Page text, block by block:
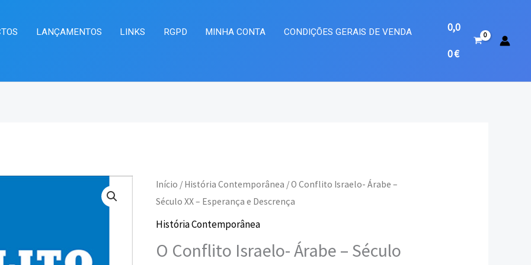
LANÇAMENTOS LINKS RGPD MINHA CONTA
CONDIÇÕES GERAIS DE VENDA
0,0
0€
Início / História Contemporânea / O Conflito Israelo- Árabe –
Século XX – Esperança e Descrença
História Contemporânea
O Conflito Israelo- Árabe – Século
O
preço
original
O
atual
Quantidade
de
O
Israelo-